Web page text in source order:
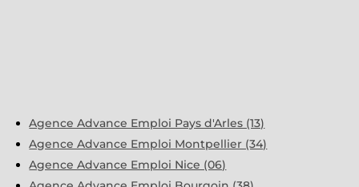
Agence Advance Emploi Pays d'Arles (13)
Agence Advance Emploi Montpellier (34)
Agence Advance Emploi Nice (06)